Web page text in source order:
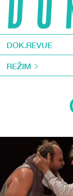
DOK.REVUE
REŽIM